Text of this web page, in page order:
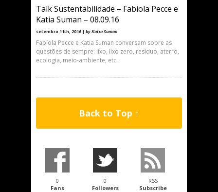
Talk Sustentabilidade – Fabiola Pecce e
Katia Suman – 08.09.16
setembro 11th, 2016 | by Katia Suman
Fabíola Pecce e Katia Suman conversam sobre as
questões de sempre: lixo, lixo zero, resíduo, aterro,
ecologia, meio-ambiente, etc.
Back to Top ↑
0
Fans
0
Followers
RSS
Subscribe